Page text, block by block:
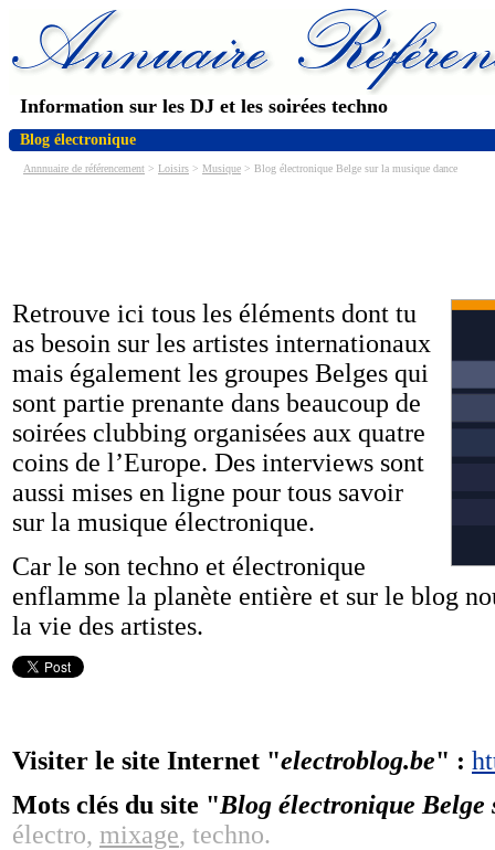
Information sur les DJ et les soirées techno
Blog électronique
Annnuaire de référencement > Loisirs > Musique > Blog électronique Belge sur la musique dance
Retrouve ici tous les éléments dont tu
as besoin sur les artistes internationaux
mais également les groupes Belges qui
sont partie prenante dans beaucoup de
soirées clubbing organisées aux quatre
coins de l’Europe. Des interviews sont
aussi mises en ligne pour tous savoir
sur la musique électronique.
Car le son techno et électronique
enflamme la planète entière et sur le blog
la vie des artistes.
Visiter le site Internet "electroblog.be" :
Mots clés du site "Blog électronique Belge
électro, mixage, techno.